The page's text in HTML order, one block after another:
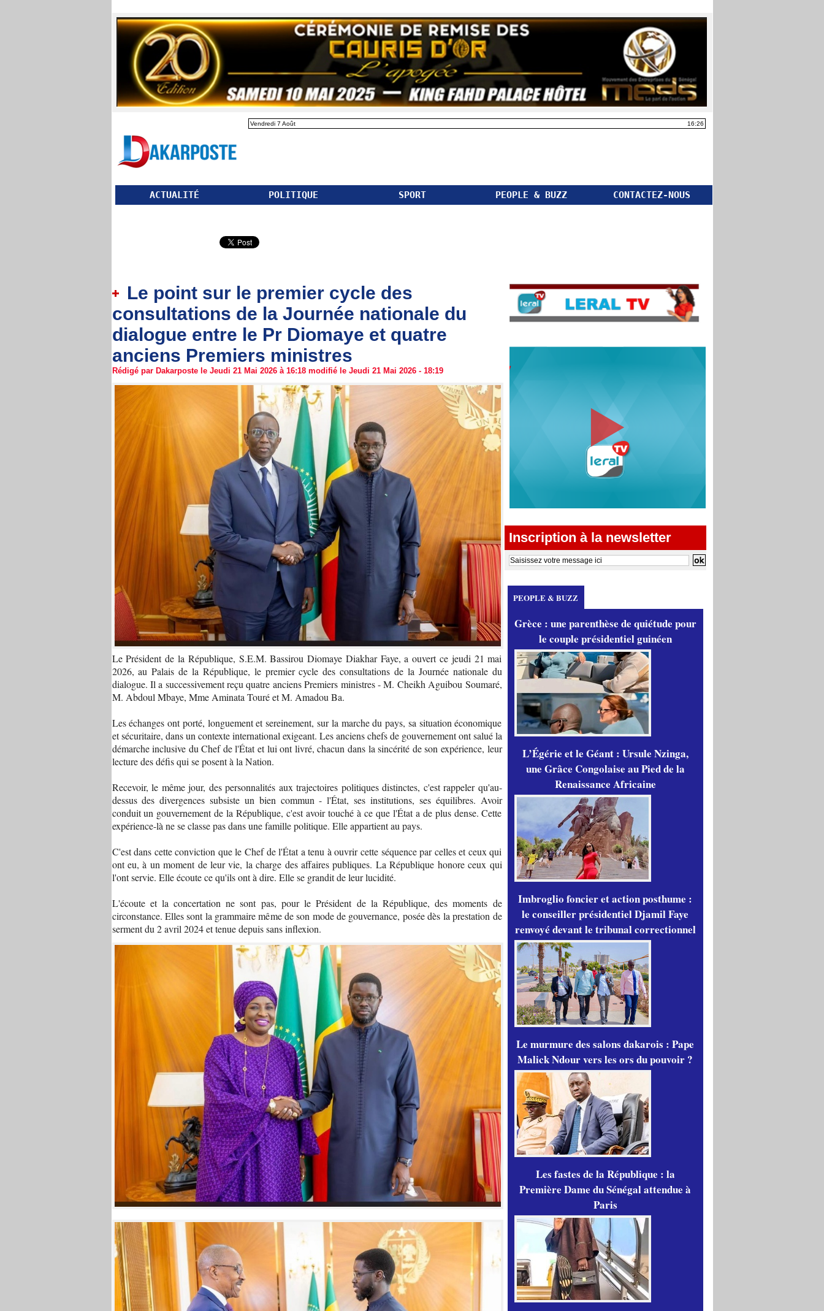
Vendredi 7 Août 16:26
ACTUALITÉ POLITIQUE SPORT PEOPLE & BUZZ CONTACTEZ-NOUS
Le point sur le premier cycle des
consultations de la Journée nationale du
dialogue entre le Pr Diomaye et quatre
anciens Premiers ministres
Rédigé par Dakarposte le Jeudi 21 Mai 2026 à 16:18 modifié le Jeudi 21 Mai 2026 - 18:19
Le Président de la République, S.E.M. Bassirou Diomaye Diakhar Faye, a ouvert ce jeudi 21 mai
2026, au Palais de la République, le premier cycle des consultations de la Journée nationale du
dialogue. Il a successivement reçu quatre anciens Premiers ministres - M. Cheikh Aguibou Soumaré,
M. Abdoul Mbaye, Mme Aminata Touré et M. Amadou Ba.
Les échanges ont porté, longuement et sereinement, sur la marche du pays, sa situation économique
et sécuritaire, dans un contexte international exigeant. Les anciens chefs de gouvernement ont salué la
démarche inclusive du Chef de l'État et lui ont livré, chacun dans la sincérité de son expérience, leur
lecture des défis qui se posent à la Nation.
Recevoir, le même jour, des personnalités aux trajectoires politiques distinctes, c'est rappeler qu'au-
dessus des divergences subsiste un bien commun - l'État, ses institutions, ses équilibres. Avoir
conduit un gouvernement de la République, c'est avoir touché à ce que l'État a de plus dense. Cette
expérience-là ne se classe pas dans une famille politique. Elle appartient au pays.
C'est dans cette conviction que le Chef de l'État a tenu à ouvrir cette séquence par celles et ceux qui
ont eu, à un moment de leur vie, la charge des affaires publiques. La République honore ceux qui
l'ont servie. Elle écoute ce qu'ils ont à dire. Elle se grandit de leur lucidité.
L'écoute et la concertation ne sont pas, pour le Président de la République, des moments de
circonstance. Elles sont la grammaire même de son mode de gouvernance, posée dès la prestation de
serment du 2 avril 2024 et tenue depuis sans inflexion.
Inscription à la newsletter
PEOPLE & BUZZ
Grèce : une parenthèse de quiétude pour
le couple présidentiel guinéen
L’Égérie et le Géant : Ursule Nzinga,
une Grâce Congolaise au Pied de la
Renaissance Africaine
Imbroglio foncier et action posthume :
le conseiller présidentiel Djamil Faye
renvoyé devant le tribunal correctionnel
Le murmure des salons dakarois : Pape
Malick Ndour vers les ors du pouvoir ?
Les fastes de la République : la
Première Dame du Sénégal attendue à
Paris